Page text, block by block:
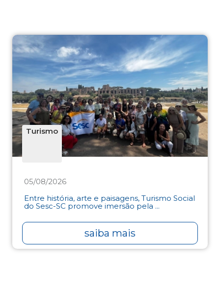
Turismo
05/08/2026
Entre história, arte e paisagens, Turismo Social
do Sesc-SC promove imersão pela ...
saiba mais